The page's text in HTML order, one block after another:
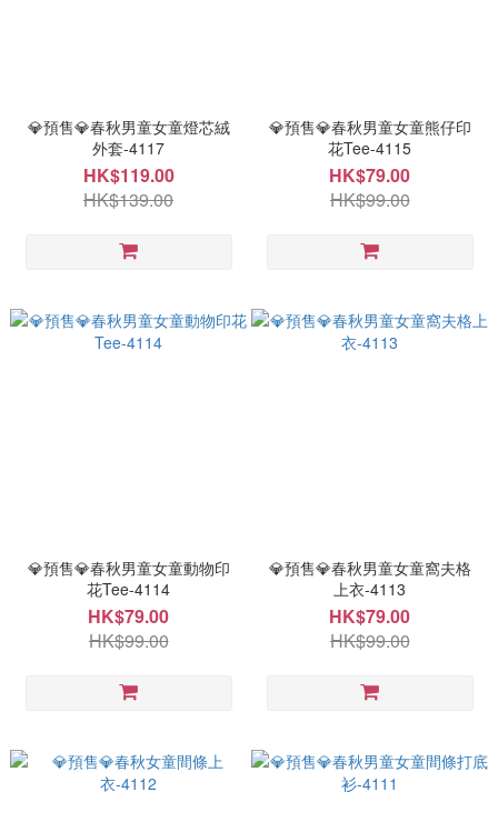
💎預售💎春秋男童女童燈芯絨
外套-4117
HK$119.00
HK$139.00
💎預售💎春秋男童女童熊仔印
花Tee-4115
HK$79.00
HK$99.00
💎預售💎春秋男童女童動物印
花Tee-4114
HK$79.00
HK$99.00
💎預售💎春秋男童女童窩夫格
上衣-4113
HK$79.00
HK$99.00